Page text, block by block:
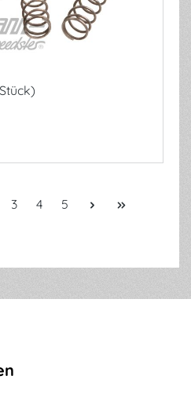
Seite
3 Seite
4 Seite
5